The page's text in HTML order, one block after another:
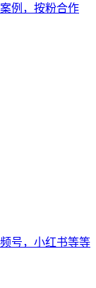
例，按粉合作
号，小红书等等